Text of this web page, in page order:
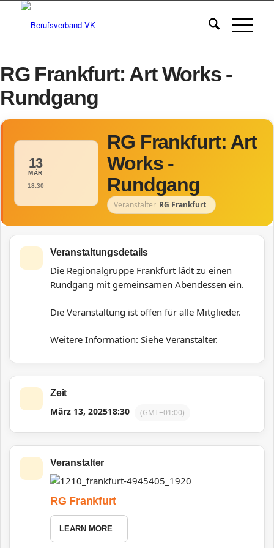
RG Frankfurt: Art Works -
Rundgang
13
MÄR
18:30
RG Frankfurt: Art
Works -
Rundgang
Veranstalter RG Frankfurt
Veranstaltungsdetails
Die Regionalgruppe Frankfurt lädt zu einen
Rundgang mit gemeinsamen Abendessen ein.
Die Veranstaltung ist offen für alle Mitglieder.
Weitere Information: Siehe Veranstalter.
Zeit
März 13, 202518:30 (GMT+01:00)
Veranstalter
RG Frankfurt
LEARN MORE